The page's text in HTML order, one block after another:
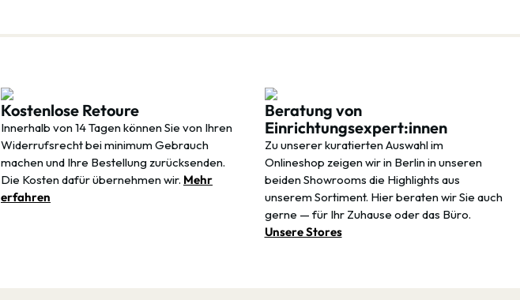
Kostenlose Retoure
Innerhalb von 14 Tagen können Sie von Ihren
Widerrufsrecht bei minimum Gebrauch
machen und Ihre Bestellung zurücksenden.
Die Kosten dafür übernehmen wir. Mehr
erfahren
Beratung von
Einrichtungsexpert:innen
Zu unserer kuratierten Auswahl im
Onlineshop zeigen wir in Berlin in unseren
beiden Showrooms die Highlights aus
unserem Sortiment. Hier beraten wir Sie auch
gerne — für Ihr Zuhause oder das Büro.
Unsere Stores